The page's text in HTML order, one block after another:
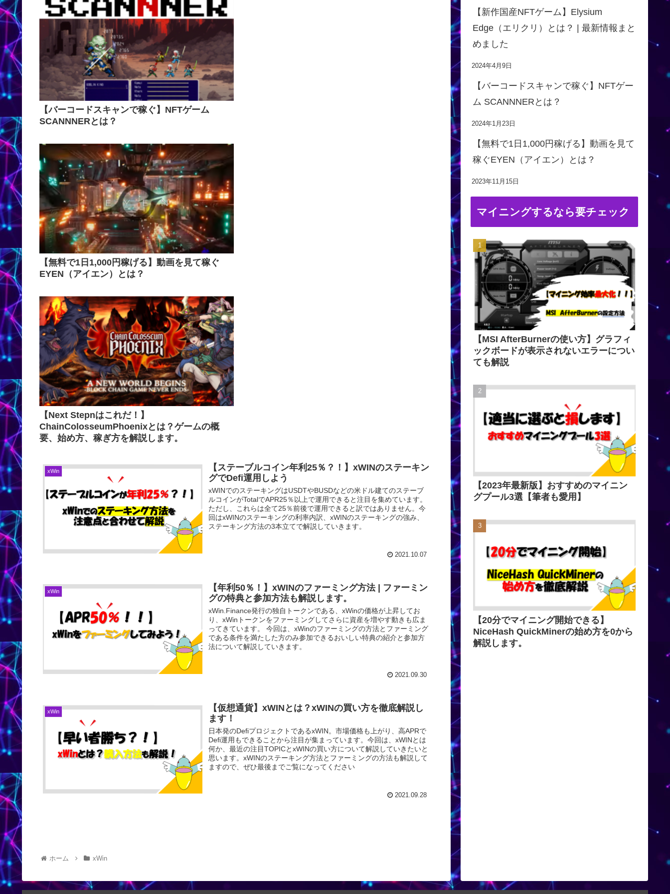
【バーコードスキャンで稼ぐ】NFTゲーム
SCANNNERとは？
【無料で1日1,000円稼げる】動画を見て稼ぐ
EYEN（アイエン）とは？
【Next Stepnはこれだ！】
ChainColosseumPhoenixとは？ゲームの概
要、始め方、稼ぎ方を解説します。
xWin
【ステーブルコイン年利25％？！】xWINのステーキン
グでDefi運用しよう
xWINでのステーキングはUSDTやBUSDなどの米ドル建てのステーブ
ルコインがTotalでAPR25％以上で運用できると注目を集めています。
ただし、これらは全て25％前後で運用できると訳ではありません。今
回はxWINのステーキングの利率内訳、xWINのステーキングの強み、
ステーキング方法の3本立てで解説していきます。
2021.10.07
xWin
【年利50％！】xWINのファーミング方法 | ファーミン
グの特典と参加方法も解説します。
xWin.Finance発行の独自トークンである、xWinの価格が上昇してお
り、xWinトークンをファーミングしてさらに資産を増やす動きも広ま
ってきています。 今回は、xWinのファーミングの方法とファーミング
である条件を満たした方のみ参加できるおいしい特典の紹介と参加方
法について解説していきます。
2021.09.30
xWin
【仮想通貨】xWINとは？xWINの買い方を徹底解説し
ます！
日本発のDefiプロジェクトであるxWIN。市場価格も上がり、高APRで
Defi運用もできることから注目が集まっています。今回は、xWINとは
何か、最近の注目TOPICとxWINの買い方について解説していきたいと
思います。xWINのステーキング方法とファーミングの方法も解説して
ますので、ぜひ最後までご覧になってください
2021.09.28
ホーム xWin
【新作国産NFTゲーム】Elysium
Edge（エリクリ）とは？ | 最新情報まと
めました
2024年4月9日
【バーコードスキャンで稼ぐ】NFTゲー
ム SCANNNERとは？
2024年1月23日
【無料で1日1,000円稼げる】動画を見て
稼ぐEYEN（アイエン）とは？
2023年11月15日
マイニングするなら要チェック
【MSI AfterBurnerの使い方】グラフィ
ックボードが表示されないエラーについ
ても解説
【2023年最新版】おすすめのマイニン
グプール3選【筆者も愛用】
【20分でマイニング開始できる】
NiceHash QuickMinerの始め方を0から
解説します。